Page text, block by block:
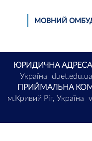
МОВНИЙ
ЮРИДИЧНА
Україна
ПРИЙМАЛЬНА
м.Кривий Ріг, Україна